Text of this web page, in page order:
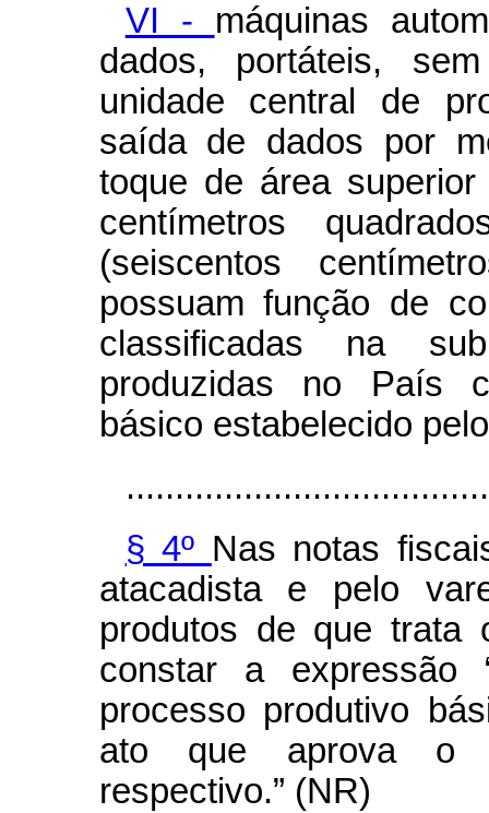
VI - máquinas
dados, portáteis,
unidade central de
saída de dados por
toque de área
centímetros
(seiscentos
possuam função de
classificadas na
produzidas no País
básico estabelecido
§ 4º Nas notas
atacadista e pelo
produtos de que
constar a expressão
processo produtivo
ato que aprova o
respectivo.” (NR)